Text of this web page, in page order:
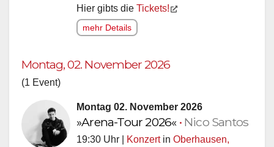
Hier gibts die Tickets!
mehr Details
Montag, 02. November 2026
(1 Event)
Montag 02. November 2026
»Arena-Tour 2026« • Nico Santos
19:30 Uhr | Konzertin Oberhausen,